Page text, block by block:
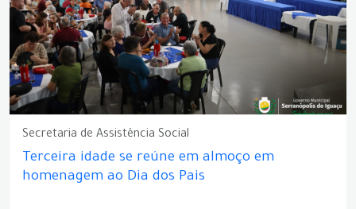
Secretaria de Assistência Social
Terceira idade se reúne em almoço em
homenagem ao Dia dos Pais